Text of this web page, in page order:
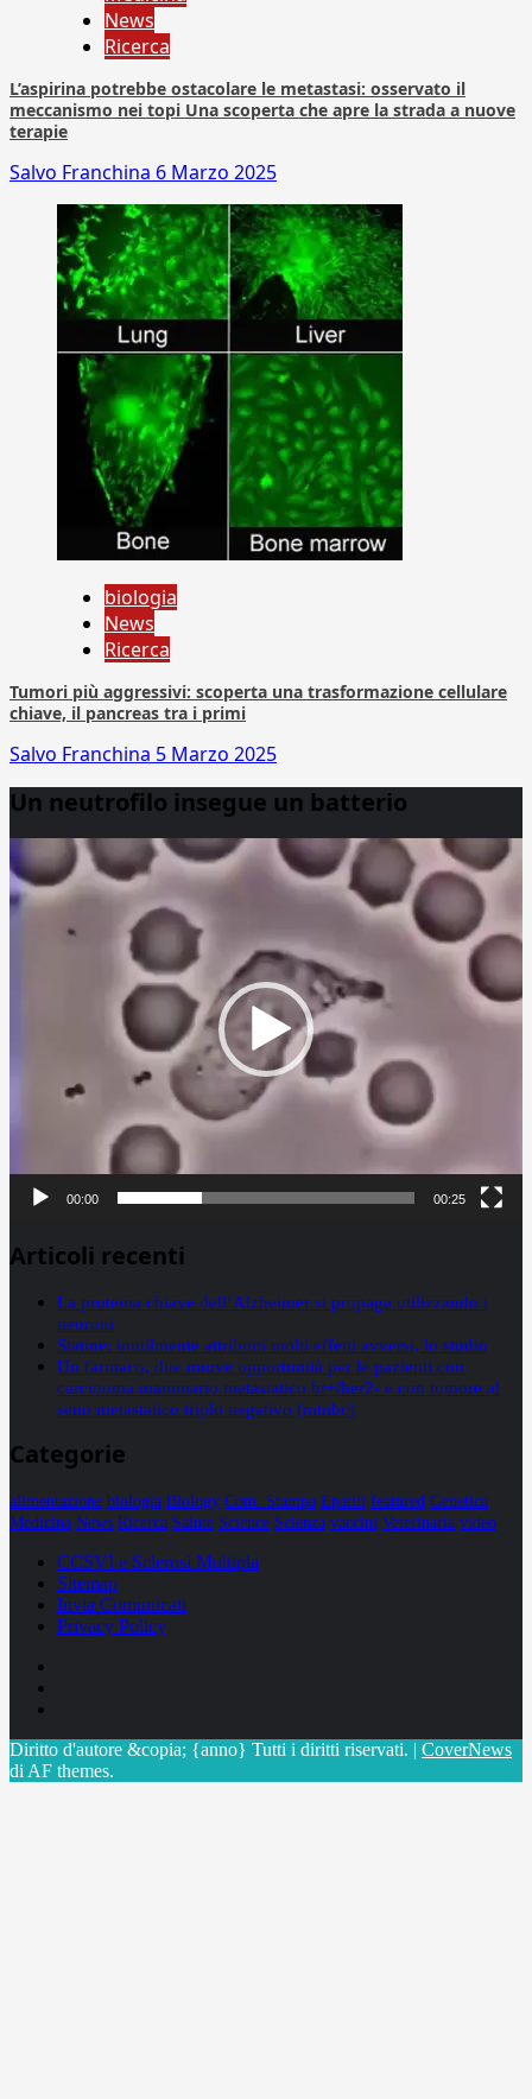
News
Ricerca
L’aspirina potrebbe ostacolare le metastasi: osservato il
meccanismo nei topi Una scoperta che apre la strada a nuove
terapie
Salvo Franchina 6 Marzo 2025
biologia
News
Ricerca
Tumori più aggressivi: scoperta una trasformazione cellulare
chiave, il pancreas tra i primi
Salvo Franchina 5 Marzo 2025
Un neutrofilo insegue un batterio
Player
00:00 00:25
Articoli recenti
La proteina chiave dell’Alzheimer si propaga utilizzando i
neuroni
Statine: inutilmente attribuiti molti effetti avversi, lo studio
Un farmaco, due nuove opportunità per le pazienti con
carcinoma mammario metastatico hr+/her2- e con tumore al
seno metastatico triplo negativo (mtnbc)
Categorie
alimentazione biologia Biology Com. Stampa Epatiti featured Genetica
Medicina News Ricerca Salute Science Scienza vaccini Veterinaria video
CCSVI e Sclerosi Multipla
Sitemap
Invia Comunicati
Privacy Policy
Diritto d'autore &copia; {anno} Tutti i diritti riservati. | CoverNews
di AF themes.